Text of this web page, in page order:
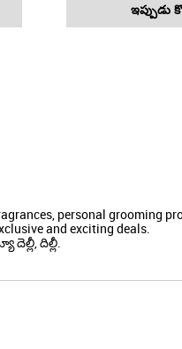
ఇప్పుడు
personal grooming
and exciting deals.
దెల్లీ, దిల్లీ.